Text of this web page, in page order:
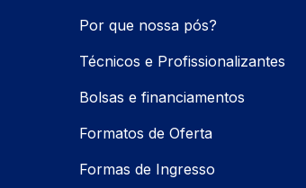
Por que nossa pós?
Técnicos e Profissionalizantes
Bolsas e financiamentos
Formatos de Oferta
Formas de Ingresso